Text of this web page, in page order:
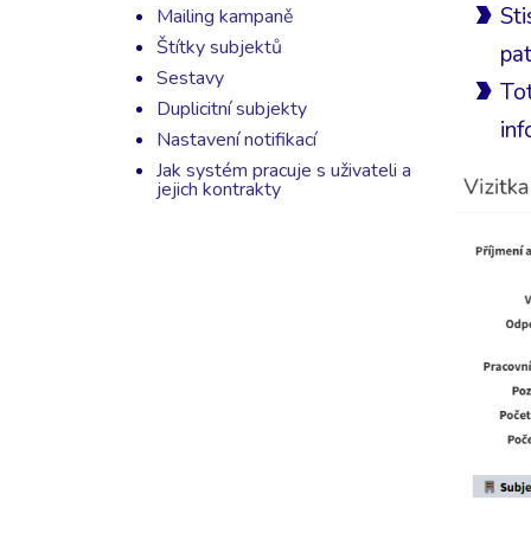
Mailing kampaně
Štítky subjektů
Sestavy
Duplicitní subjekty
Nastavení notifikací
Jak systém pracuje s uživateli a
jejich kontrakty